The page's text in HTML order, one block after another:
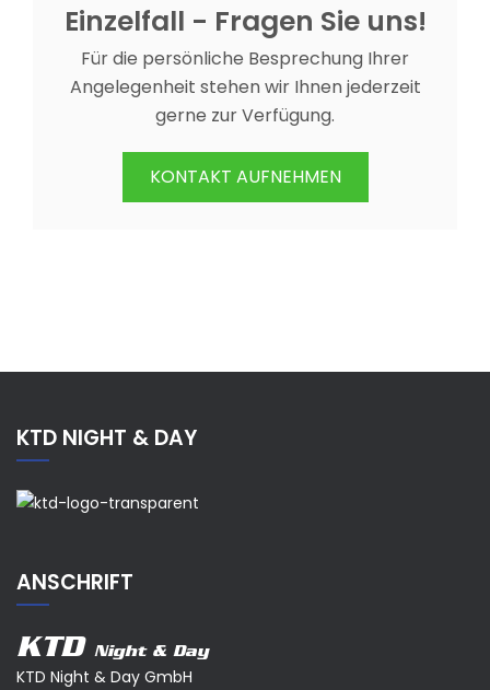
Einzelfall - Fragen Sie uns!
Für die persönliche Besprechung Ihrer
Angelegenheit stehen wir Ihnen jederzeit
gerne zur Verfügung.
KONTAKT AUFNEHMEN
KTD NIGHT & DAY
ANSCHRIFT
KTD Night & Day
KTD Night & Day GmbH